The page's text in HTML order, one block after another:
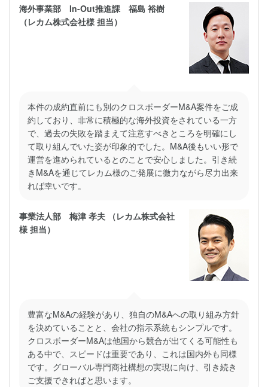
海外事業部 In-Out推進課 福島 裕樹
（レカム株式会社様 担当）
本件の成約直前にも別のクロスボーダーM&A案件をご成
約しており、非常に積極的な海外投資をされている一方
で、過去の失敗を踏まえて注意すべきところを明確にし
て取り組んでいた姿が印象的でした。M&A後もいい形で
運営を進められているとのことで安心しました。引き続
きM&Aを通じてレカム様のご発展に微力ながら尽力出来
れば幸いです。
事業法人部 梅津 孝夫 （レカム株式会社
様 担当）
豊富なM&Aの経験があり、独自のM&Aへの取り組み方針
を決めていることと、会社の指示系統もシンプルです。
クロスボーダーM&Aは他国から競合が出てくる可能性も
ある中で、スピードは重要であり、これは国内外も同様
です。グローバル専門商社構想の実現に向け、引き続き
ご支援できればと思います。